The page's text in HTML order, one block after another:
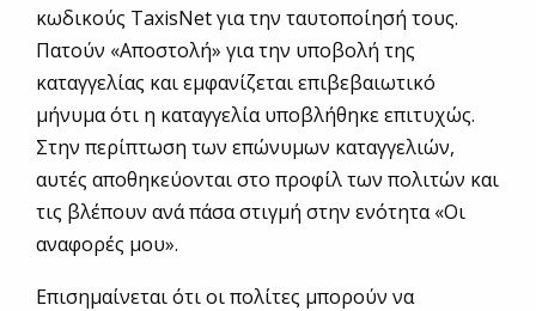
κωδικούς TaxisNet για την ταυτοποίησή τους.
Πατούν «Αποστολή» για την υποβολή της
καταγγελίας και εμφανίζεται επιβεβαιωτικό
μήνυμα ότι η καταγγελία υποβλήθηκε επιτυχώς.
Στην περίπτωση των επώνυμων καταγγελιών,
αυτές αποθηκεύονται στο προφίλ των πολιτών και
τις βλέπουν ανά πάσα στιγμή στην ενότητα «Οι
αναφορές μου».
Επισημαίνεται ότι οι πολίτες μπορούν να